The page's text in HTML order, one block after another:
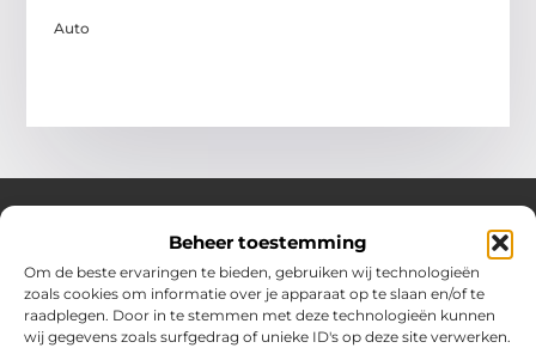
Beheer toestemming
Om de beste ervaringen te bieden, gebruiken wij technologieën
zoals cookies om informatie over je apparaat op te slaan en/of te
raadplegen. Door in te stemmen met deze technologieën kunnen
wij gegevens zoals surfgedrag of unieke ID's op deze site verwerken.
Auto
Over Hotspotmagazine
Jouw bron voor inspiratie en handige tips voor het
dagelijks leven.
Verken een uitgebreide selectie blogs en artikelen